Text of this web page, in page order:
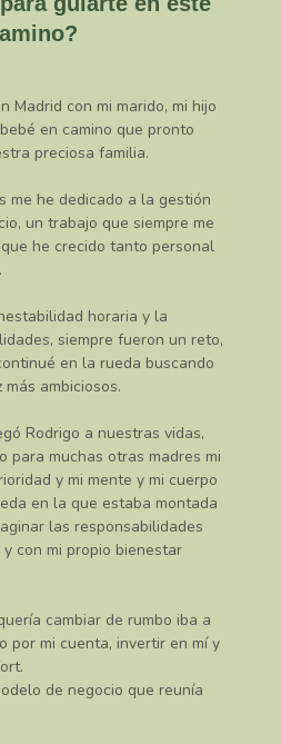
Madrid con mi marido, mi hijo
en camino que pronto
preciosa familia.
me he dedicado a la gestión
un trabajo que siempre me
he crecido tanto personal
horaria y la
siempre fueron un reto,
en la rueda buscando
ambiciosos.
Rodrigo a nuestras vidas,
para muchas otras madres mi
y mi mente y mi cuerpo
en la que estaba montada
las responsabilidades
con mi propio bienestar
cambiar de rumbo iba a
por mi cuenta, invertir en mí y
de negocio que reunía